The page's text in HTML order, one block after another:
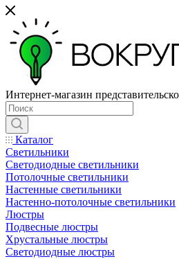
Интернет-магазин
Каталог
Светильники
Светодиодные светильники
Потолочные светильники
Настенные светильники
Настенно-потолочные светильники
Люстры
Подвесные люстры
Хрустальные люстры
Светодиодные люстры